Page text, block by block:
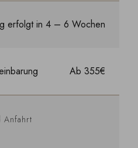
erfolgt in 4 – 6 Wochen
Ab 355€
Anfahrt